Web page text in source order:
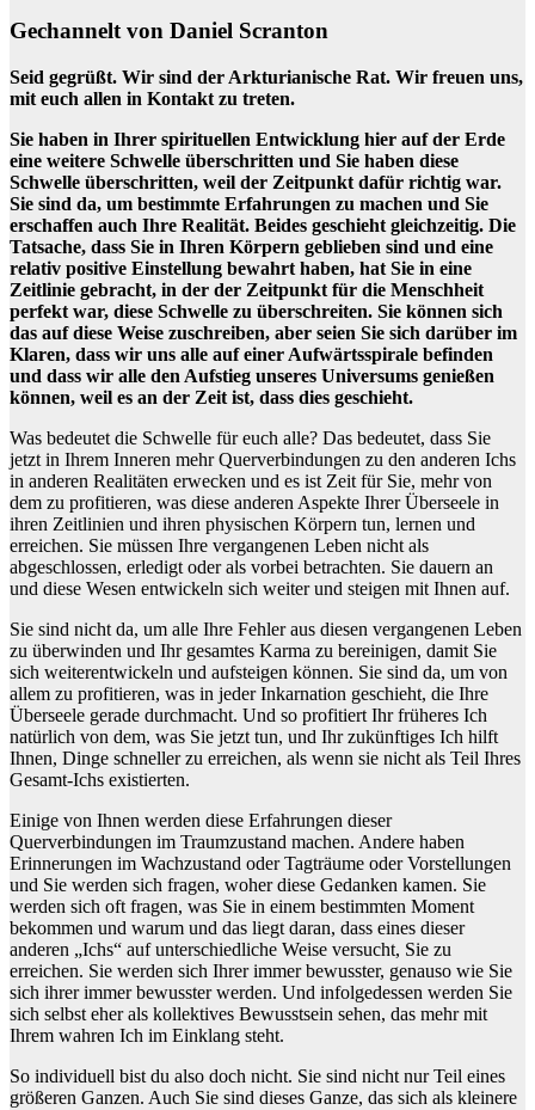
Gechannelt von Daniel Scranton
Seid gegrüßt. Wir sind der Arkturianische Rat. Wir freuen uns,
mit euch allen in Kontakt zu treten.
Sie haben in Ihrer spirituellen Entwicklung hier auf der Erde
eine weitere Schwelle überschritten und Sie haben diese
Schwelle überschritten, weil der Zeitpunkt dafür richtig war.
Sie sind da, um bestimmte Erfahrungen zu machen und Sie
erschaffen auch Ihre Realität. Beides geschieht gleichzeitig. Die
Tatsache, dass Sie in Ihren Körpern geblieben sind und eine
relativ positive Einstellung bewahrt haben, hat Sie in eine
Zeitlinie gebracht, in der der Zeitpunkt für die Menschheit
perfekt war, diese Schwelle zu überschreiten. Sie können sich
das auf diese Weise zuschreiben, aber seien Sie sich darüber im
Klaren, dass wir uns alle auf einer Aufwärtsspirale befinden
und dass wir alle den Aufstieg unseres Universums genießen
können, weil es an der Zeit ist, dass dies geschieht.
Was bedeutet die Schwelle für euch alle? Das bedeutet, dass Sie
jetzt in Ihrem Inneren mehr Querverbindungen zu den anderen Ichs
in anderen Realitäten erwecken und es ist Zeit für Sie, mehr von
dem zu profitieren, was diese anderen Aspekte Ihrer Überseele in
ihren Zeitlinien und ihren physischen Körpern tun, lernen und
erreichen. Sie müssen Ihre vergangenen Leben nicht als
abgeschlossen, erledigt oder als vorbei betrachten. Sie dauern an
und diese Wesen entwickeln sich weiter und steigen mit Ihnen auf.
Sie sind nicht da, um alle Ihre Fehler aus diesen vergangenen Leben
zu überwinden und Ihr gesamtes Karma zu bereinigen, damit Sie
sich weiterentwickeln und aufsteigen können. Sie sind da, um von
allem zu profitieren, was in jeder Inkarnation geschieht, die Ihre
Überseele gerade durchmacht. Und so profitiert Ihr früheres Ich
natürlich von dem, was Sie jetzt tun, und Ihr zukünftiges Ich hilft
Ihnen, Dinge schneller zu erreichen, als wenn sie nicht als Teil Ihres
Gesamt-Ichs existierten.
Einige von Ihnen werden diese Erfahrungen dieser
Querverbindungen im Traumzustand machen. Andere haben
Erinnerungen im Wachzustand oder Tagträume oder Vorstellungen
und Sie werden sich fragen, woher diese Gedanken kamen. Sie
werden sich oft fragen, was Sie in einem bestimmten Moment
bekommen und warum und das liegt daran, dass eines dieser
anderen „Ichs“ auf unterschiedliche Weise versucht, Sie zu
erreichen. Sie werden sich Ihrer immer bewusster, genauso wie Sie
sich ihrer immer bewusster werden. Und infolgedessen werden Sie
sich selbst eher als kollektives Bewusstsein sehen, das mehr mit
Ihrem wahren Ich im Einklang steht.
So individuell bist du also doch nicht. Sie sind nicht nur Teil eines
größeren Ganzen. Auch Sie sind dieses Ganze, das sich als kleinere